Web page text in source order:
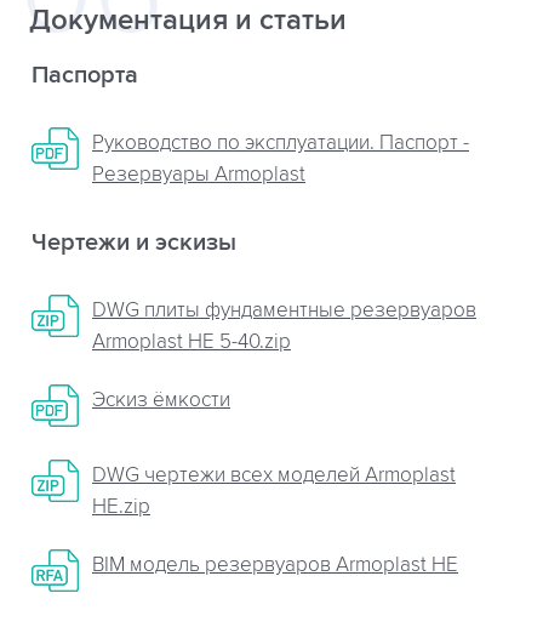
Документация и статьи
Паспорта
Руководство по эксплуатации. Паспорт -
Резервуары Armoplast
Чертежи и эскизы
DWG плиты фундаментные резервуаров
Armoplast НЕ 5-40.zip
Эскиз ёмкости
DWG чертежи всех моделей Armoplast
НЕ.zip
BIM модель резервуаров Armoplast HE